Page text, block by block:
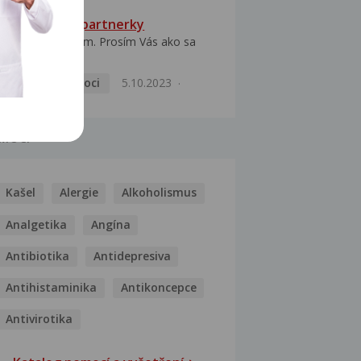
HPV typ 52 u partnerky
Dobrý deň prajem. Prosím Vás ako sa
Pohlavní nemoci
5.10.2023
Kašel Alergie Alkoholismus
Analgetika Angína
Antibiotika Antidepresiva
Antihistaminika Antikoncepce
Antivirotika